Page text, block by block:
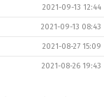
2021-09-13 12:44
2021-09-13 08:43
2021-08-27 15:09
2021-08-26 19:43